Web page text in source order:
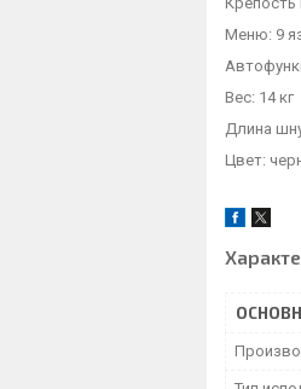
Меню: 9
Вес: 14 кг
Длина
Цвет: